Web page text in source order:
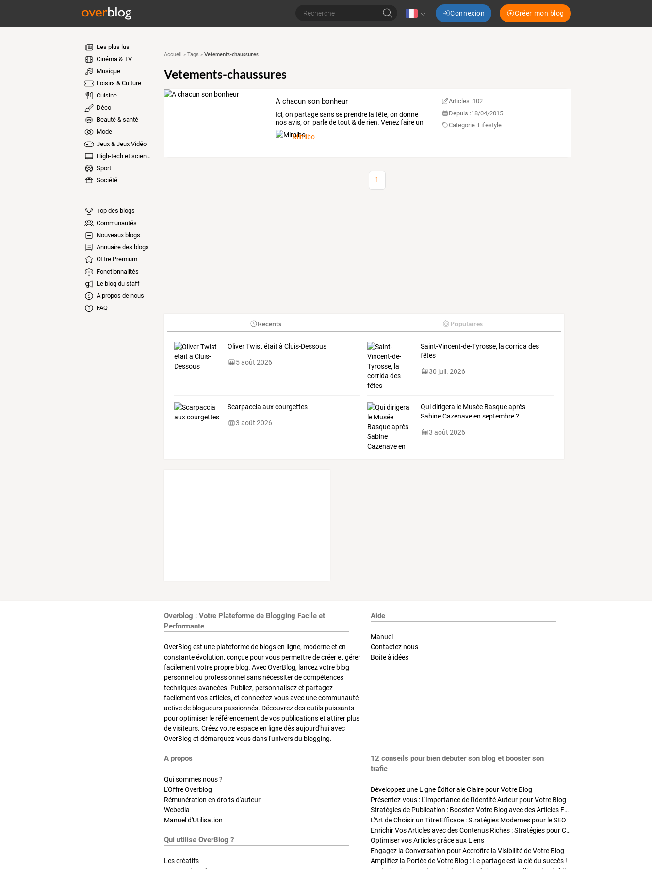
Connexion Créer mon blog
Les plus lus
Cinéma & TV
Musique
Loisirs & Culture
Cuisine
Déco
Beauté & santé
Mode
Jeux & Jeux Vidéo
High-tech et sciences
Sport
Société
Top des blogs
Communautés
Nouveaux blogs
Annuaire des blogs
Offre Premium
Fonctionnalités
Le blog du staff
A propos de nous
FAQ
Accueil » Tags » Vetements-chaussures
Vetements-chaussures
A chacun son bonheur
Ici, on partagesansse prendre la tête, on donne
nosavis, on parledetout & de rien. Venezfaire un
tour
Mimibo
Articles :102
Depuis :18/04/2015
Categorie :Lifestyle
1
Récents Populaires
Oliver Twist était à Cluis-Dessous
5 août 2026
Saint-Vincent-de-Tyrosse, la corrida des
fêtes
30 juil. 2026
Scarpaccia aux courgettes
3 août 2026
Qui dirigera le Musée Basque après
Sabine Cazenave en septembre ?
3 août 2026
Overblog : Votre Plateforme de Blogging Facile et
Performante
OverBlog est une plateforme de blogs en ligne, moderne et en
constante évolution, conçue pour vous permettre de créer et gérer
facilement votre propre blog. Avec OverBlog, lancez votre blog
personnel ou professionnel sans nécessiter de compétences
techniques avancées. Publiez, personnalisez et partagez
facilement vos articles, et connectez-vous avec une communauté
active de blogueurs passionnés. Découvrez des outils puissants
pour optimiser le référencement de vos publications et attirer plus
de visiteurs. Créez votre espace en ligne dès aujourd'hui avec
OverBlog et démarquez-vous dans l'univers du blogging.
Aide
Manuel
Contactez nous
Boite à idées
A propos
Qui sommes nous ?
L'Offre Overblog
Rémunération en droits d'auteur
Webedia
Manuel d'Utilisation
Qui utilise OverBlog ?
Les créatifs
12 conseils pour bien débuter son blog et booster son
trafic
Développez une Ligne Éditoriale Claire pour Votre Blog
Présentez-vous : L'Importance de l'Identité Auteur pour Votre Blog
Stratégies de Publication : Boostez Votre Blog avec des Articles Fréquents et Exclusifs
L'Art de Choisir un Titre Efficace : Stratégies Modernes pour le SEO
Enrichir Vos Articles avec des Contenus Riches : Stratégies pour Captiver et Optimiser
Optimiser vos Articles grâce aux Liens
Engagez la Conversation pour Accroître la Visibilité de Votre Blog
Amplifiez la Portée de Votre Blog : Le partage est la clé du succès !